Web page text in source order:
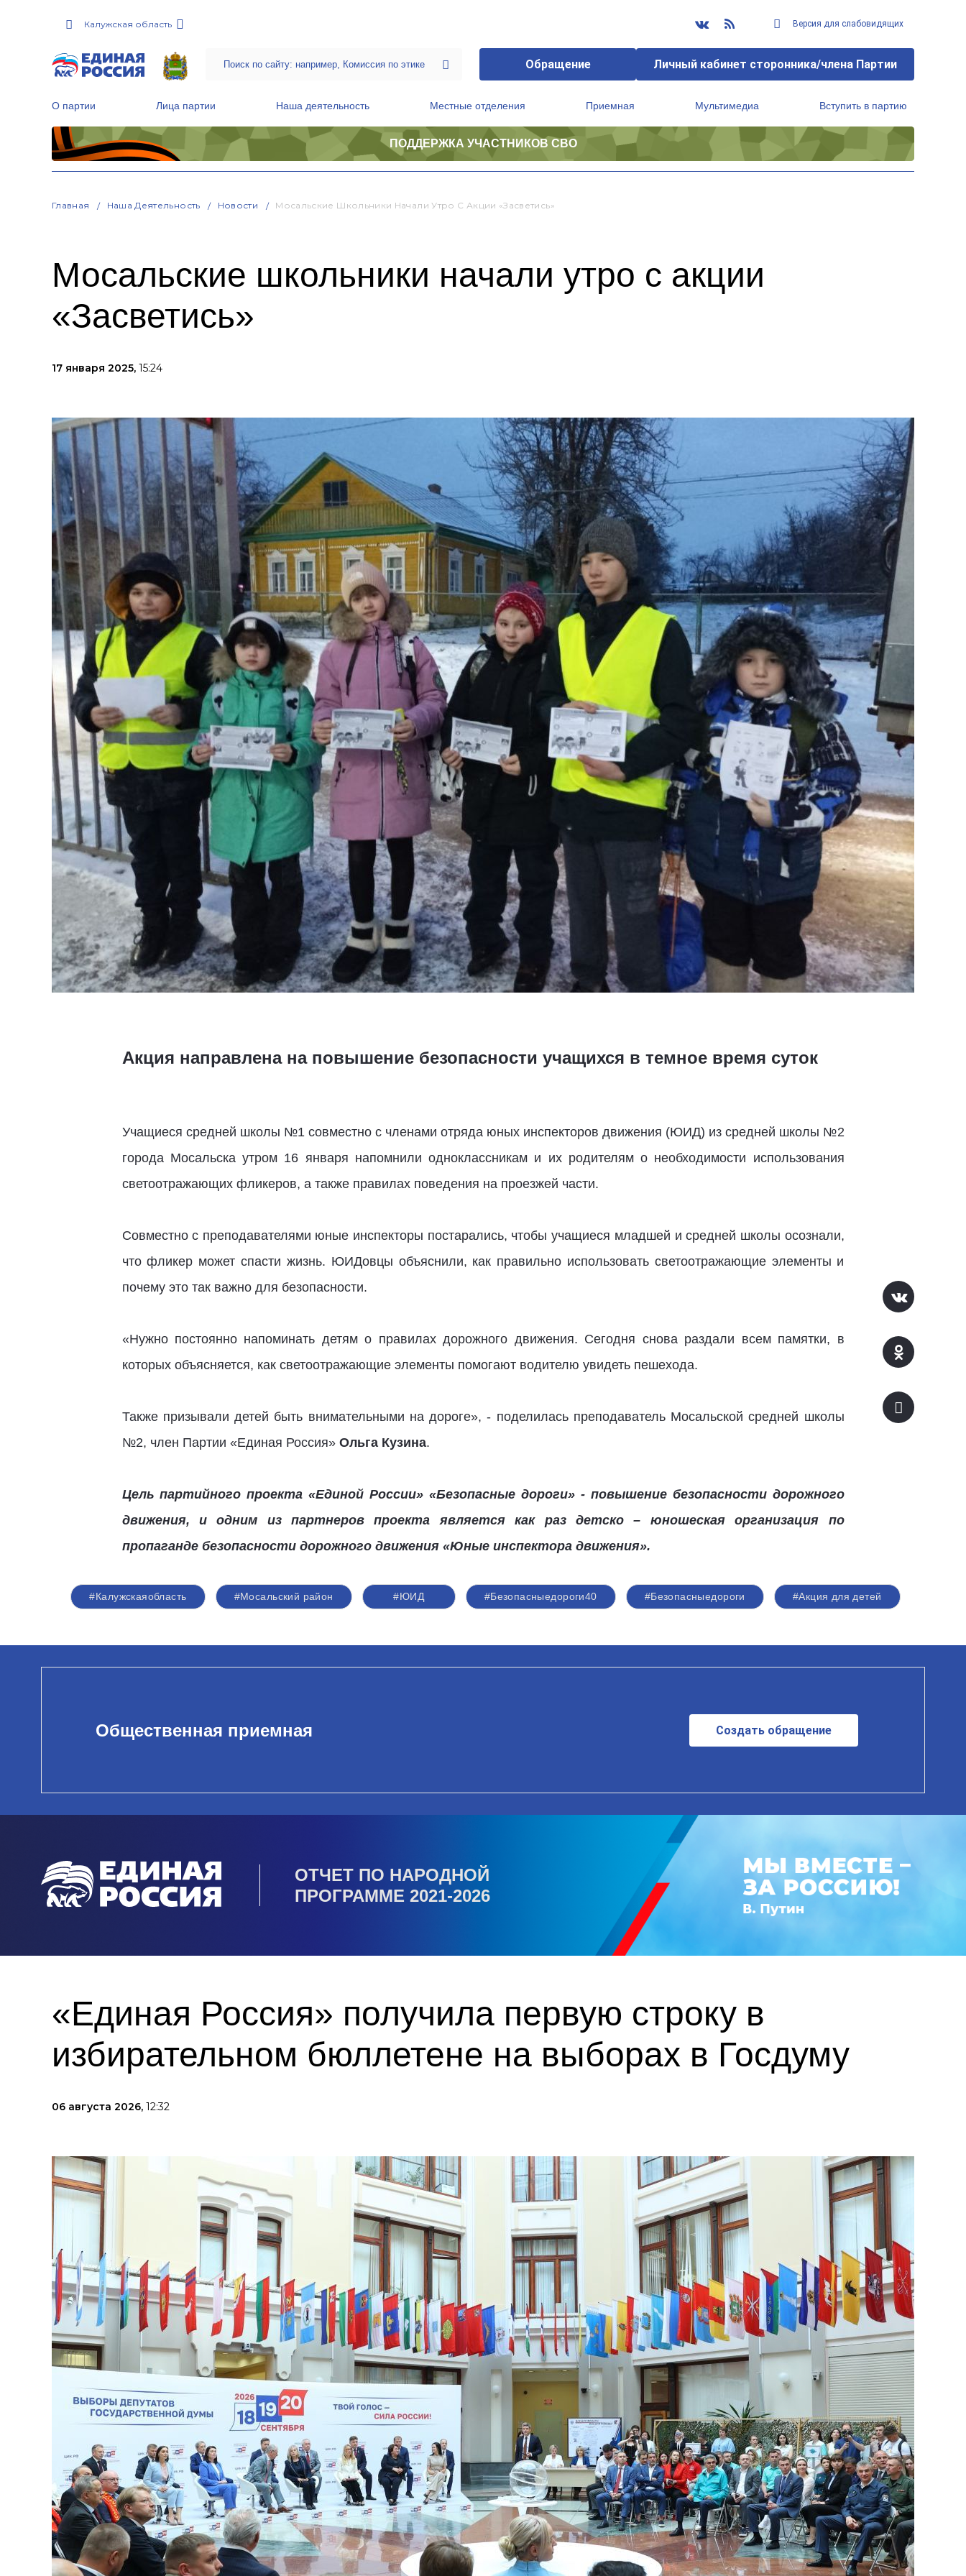
Калужская область Версия для слабовидящих
Обращение Личный кабинет сторонника/члена Партии
О партии Лица партии Наша деятельность Местные отделения Приемная Мультимедиа Вступить в партию
ПОДДЕРЖКА УЧАСТНИКОВ СВО
Главная Наша Деятельность Новости Мосальские Школьники Начали Утро С Акции «Засветись»
Мосальские школьники начали утро с акции
«Засветись»
17 января 2025, 15:24
Акция направлена на повышение безопасности учащихся в темное время суток
Учащиеся средней школы №1 совместно с членами отряда юных инспекторов движения (ЮИД) из средней школы №2
города Мосальска утром 16 января напомнили одноклассникам и их родителям о необходимости использования
светоотражающих фликеров, а также правилах поведения на проезжей части.
Совместно с преподавателями юные инспекторы постарались, чтобы учащиеся младшей и средней школы осознали,
что фликер может спасти жизнь. ЮИДовцы объяснили, как правильно использовать светоотражающие элементы и
почему это так важно для безопасности.
«Нужно постоянно напоминать детям о правилах дорожного движения. Сегодня снова раздали всем памятки, в
которых объясняется, как светоотражающие элементы помогают водителю увидеть пешехода.
Также призывали детей быть внимательными на дороге», - поделилась преподаватель Мосальской средней школы
№2, член Партии «Единая Россия» Ольга Кузина.
Цель партийного проекта «Единой России» «Безопасные дороги» - повышение безопасности дорожного
движения, и одним из партнеров проекта является как раз детско – юношеская организация по
пропаганде безопасности дорожного движения «Юные инспектора движения».
#Калужскаяобласть #Мосальский район #ЮИД #Безопасныедороги40 #Безопасныедороги #Акция для детей
Общественная приемная Создать обращение
ОТЧЕТ ПО НАРОДНОЙ
ПРОГРАММЕ 2021-2026
«Единая Россия» получила первую строку в
избирательном бюллетене на выборах в Госдуму
06 августа 2026, 12:32